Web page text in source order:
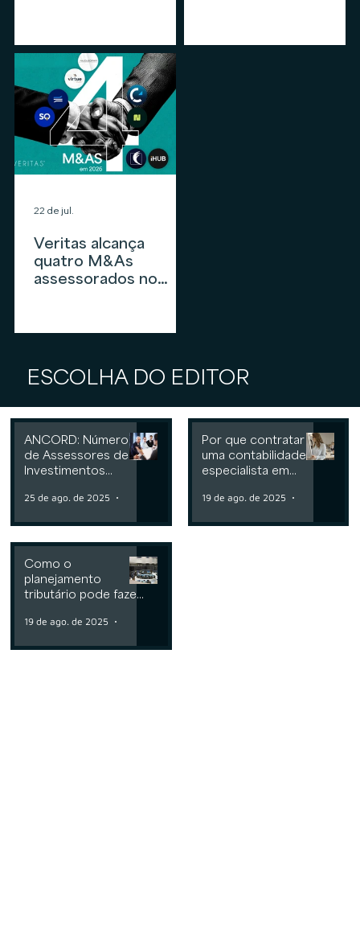
mercado?
Veritas alcança
quatro M&As
assessorados no
investimentos em
22 de jul.
ESCOLHA DO EDITOR
ANCORD: Número
de Assessores de
Investimentos
últimos 12 meses
25 de ago. de 2025
Por que contratar
uma contabilidade
especialista em
investimentos
19 de ago. de 2025
Como o
planejamento
tributário pode fazer
Consultorias ou
19 de ago. de 2025